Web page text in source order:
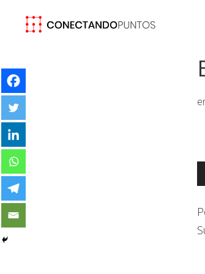
principal
lateral
principal